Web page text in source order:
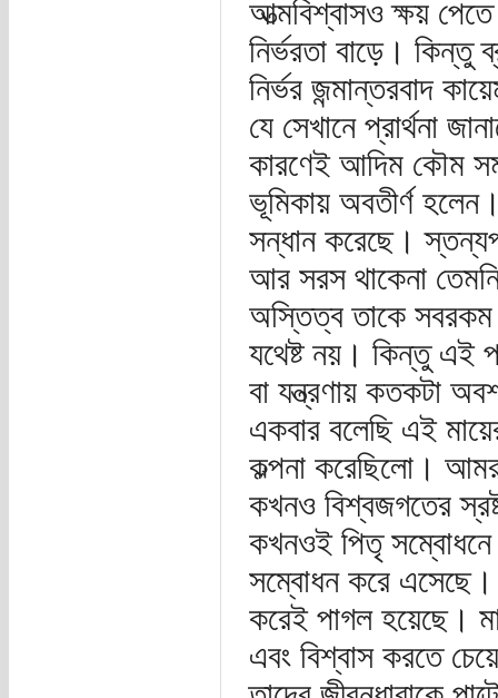
আত্মবিশ্বাসও ক্ষয়
নির্ভরতা বাড়ে। কিন্তু
নির্ভর জন্মান্তরবাদ
যে সেখানে প্রার্থনা
কারণেই আদিম কৌম
ভূমিকায় অবতীর্ণ
সন্ধান করেছে।
আর সরস থাকেনা
অস্তিত্ব তাকে
যথেষ্ট নয়। কিন্তু এই
বা যন্ত্রণায় কতকটা
একবার বলেছি এই
কল্পনা করেছিলো।
কখনও বিশ্বজগতের
কখনওই পিতৃ সম্বোধনে
সম্বোধন করে এসেছে।
করেই পাগল হয়েছে।
এবং বিশ্বাস করতে